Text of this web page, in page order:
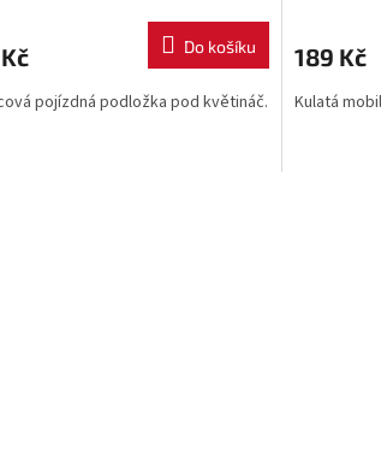
Do košíku
pojízdná podložka pod květináč.
189 Kč
Kulatá